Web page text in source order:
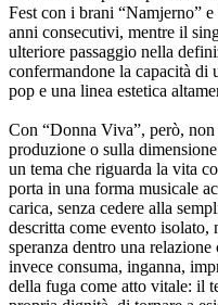
Fest con i brani “Namjerno”
anni consecutivi, mentre il
ulteriore passaggio nella
confermandone la capacità di
pop e una linea estetica
Con “Donna Viva”, però,
produzione o sulla
un tema che riguarda la vita
porta in una forma musicale
carica, senza cedere alla
descritta come evento isolato,
speranza dentro una
invece consuma, inganna,
della fuga come atto vitale: il